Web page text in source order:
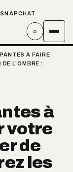
SNAPCHAT
⌕
À FAIRE
L’OMBRE :
à
votre
de
les